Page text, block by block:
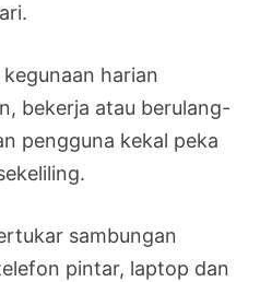
harian
bekerja atau berulang-
pengguna kekal peka
sambungan
pintar, laptop dan